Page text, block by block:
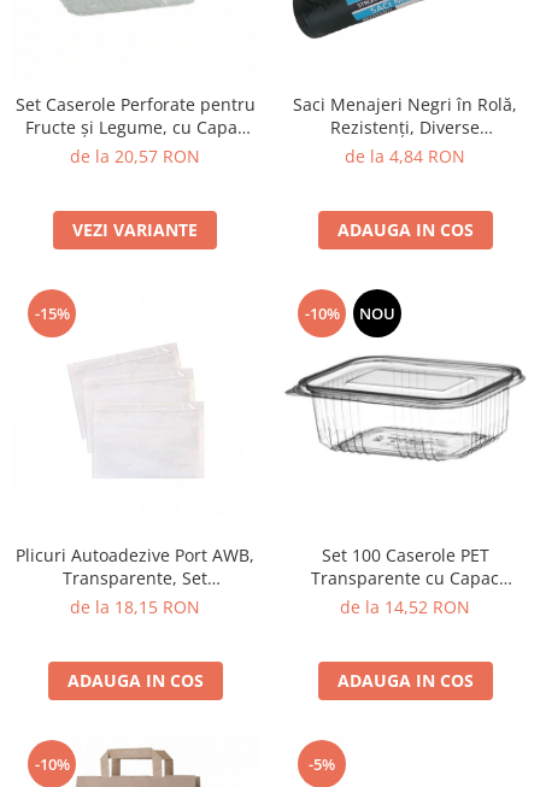
Set Caserole Perforate pentru
Fructe și Legume, cu Capac
Încorporat, PET Transparent
de la 20,57 RON
VEZI VARIANTE
Saci Menajeri Negri în Rolă,
Rezistenți, Diverse
Dimensiuni
de la 4,84 RON
ADAUGA IN COS
-15%
Plicuri Autoadezive Port AWB,
Transparente, Set
100/250/500/1000 buc
de la 18,15 RON
ADAUGA IN COS
-10% NOU
Set 100 Caserole PET
Transparente cu Capac
Încorporat, Unică Folosință ,
de la 14,52 RON
ADAUGA IN COS
-10% -5%